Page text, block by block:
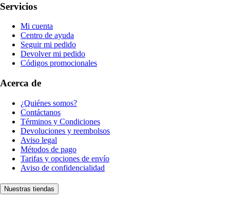
Servicios
Mi cuenta
Centro de ayuda
Seguir mi pedido
Devolver mi pedido
Códigos promocionales
Acerca de
¿Quiénes somos?
Contáctanos
Términos y Condiciones
Devoluciones y reembolsos
Aviso legal
Métodos de pago
Tarifas y opciones de envío
Aviso de confidencialidad
Nuestras tiendas